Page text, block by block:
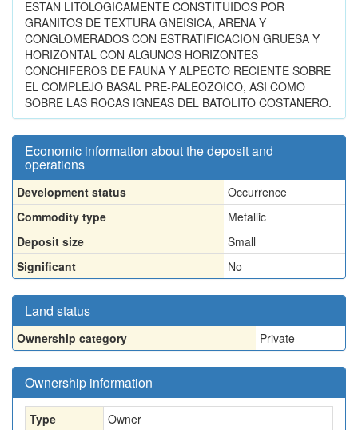
ESTAN LITOLOGICAMENTE CONSTITUIDOS POR
GRANITOS DE TEXTURA GNEISICA, ARENA Y
CONGLOMERADOS CON ESTRATIFICACION GRUESA Y
HORIZONTAL CON ALGUNOS HORIZONTES
CONCHIFEROS DE FAUNA Y ALPECTO RECIENTE SOBRE
EL COMPLEJO BASAL PRE-PALEOZOICO, ASI COMO
SOBRE LAS ROCAS IGNEAS DEL BATOLITO COSTANERO.
Economic information about the deposit and
operations
Development status
Occurrence
Commodity type
Metallic
Deposit size
Small
Significant
No
Land status
Ownership category Private
Ownership information
Type
Owner